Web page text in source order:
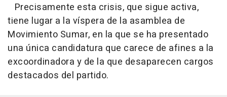
Precisamente esta crisis, que sigue activa,
tiene lugar a la víspera de la asamblea de
Movimiento Sumar, en la que se ha presentado
una única candidatura que carece de afines a la
excoordinadora y de la que desaparecen cargos
destacados del partido.